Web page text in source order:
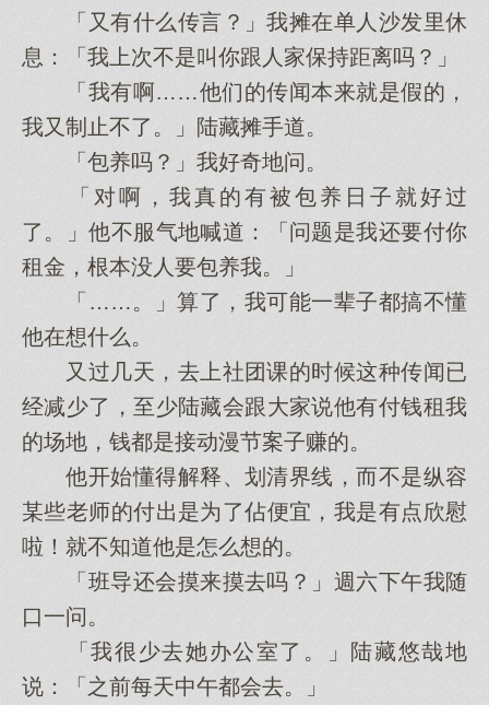
「又有什么传言？」我摊在单人沙发里休
息：「我上次不是叫你跟人家保持距离吗？」
「我有啊……他们的传闻本来就是假的，
我又制止不了。」陆藏摊手道。
「包养吗？」我好奇地问。
「对啊，我真的有被包养日子就好过
了。」他不服气地喊道：「问题是我还要付你
租金，根本没人要包养我。」
「……。」算了，我可能一辈子都搞不懂
他在想什么。
又过几天，去上社团课的时候这种传闻已
经减少了，至少陆藏会跟大家说他有付钱租我
的场地，钱都是接动漫节案子赚的。
他开始懂得解释、划清界线，而不是纵容
某些老师的付出是为了佔便宜，我是有点欣慰
啦！就不知道他是怎么想的。
「班导还会摸来摸去吗？」週六下午我随
口一问。
「我很少去她办公室了。」陆藏悠哉地
说：「之前每天中午都会去。」